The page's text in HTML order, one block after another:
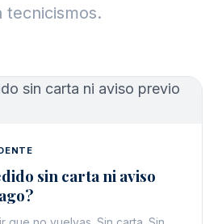
tecnicismos.
sin carta ni aviso